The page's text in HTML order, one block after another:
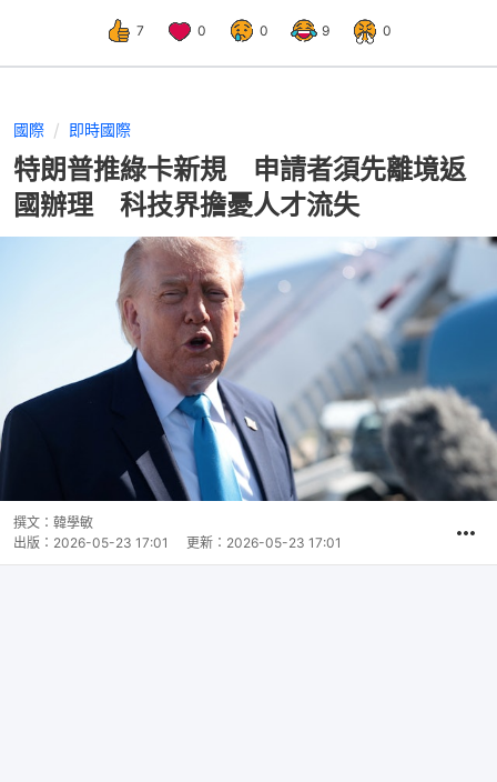
7 0 0 9 0
國際 即時國際
特朗普推綠卡新規 申請者須先離境返
國辦理 科技界擔憂人才流失
撰文： 韓學敏
出版： 2026-05-23 17:01 更新： 2026-05-23 17:01